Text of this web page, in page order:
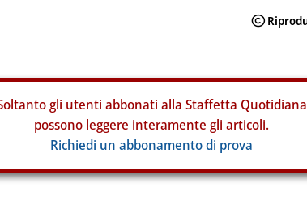
gli utenti abbonati alla Staffetta Quotidiana
possono leggere interamente gli articoli.
Richiedi un abbonamento di prova